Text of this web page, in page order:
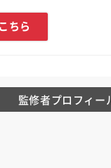
ちら
監修者プロフィー